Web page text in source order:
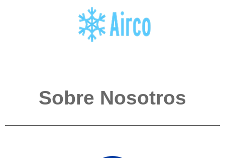
Sobre Nosotros